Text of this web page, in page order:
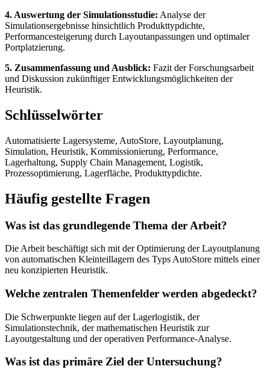
4. Auswertung der Simulationsstudie: Analyse der
Simulationsergebnisse hinsichtlich Produkttypdichte,
Performancesteigerung durch Layoutanpassungen und optimaler
Portplatzierung.
5. Zusammenfassung und Ausblick: Fazit der Forschungsarbeit
und Diskussion zukünftiger Entwicklungsmöglichkeiten der
Heuristik.
Schlüsselwörter
Automatisierte Lagersysteme, AutoStore, Layoutplanung,
Simulation, Heuristik, Kommissionierung, Performance,
Lagerhaltung, Supply Chain Management, Logistik,
Prozessoptimierung, Lagerfläche, Produkttypdichte.
Häufig gestellte Fragen
Was ist das grundlegende Thema der Arbeit?
Die Arbeit beschäftigt sich mit der Optimierung der Layoutplanung
von automatischen Kleinteillagern des Typs AutoStore mittels einer
neu konzipierten Heuristik.
Welche zentralen Themenfelder werden abgedeckt?
Die Schwerpunkte liegen auf der Lagerlogistik, der
Simulationstechnik, der mathematischen Heuristik zur
Layoutgestaltung und der operativen Performance-Analyse.
Was ist das primäre Ziel der Untersuchung?